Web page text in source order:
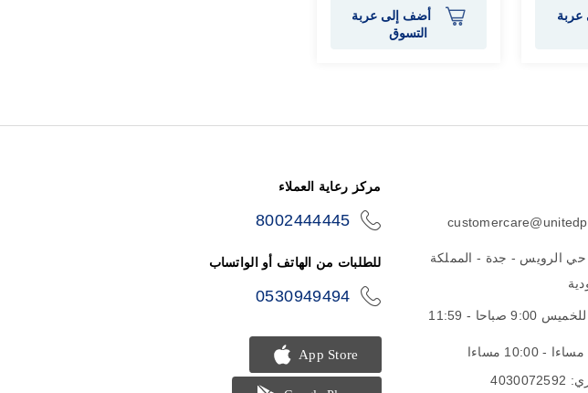
عربة
أضف إلى عربة
التسوق
الرويس - جدة - المملكة
من السبت - للخميس 9:00 صباحا - 11:59
مركز رعاية العملاء
8002444445
للطلبات من الهاتف أو الواتساب
0530949494